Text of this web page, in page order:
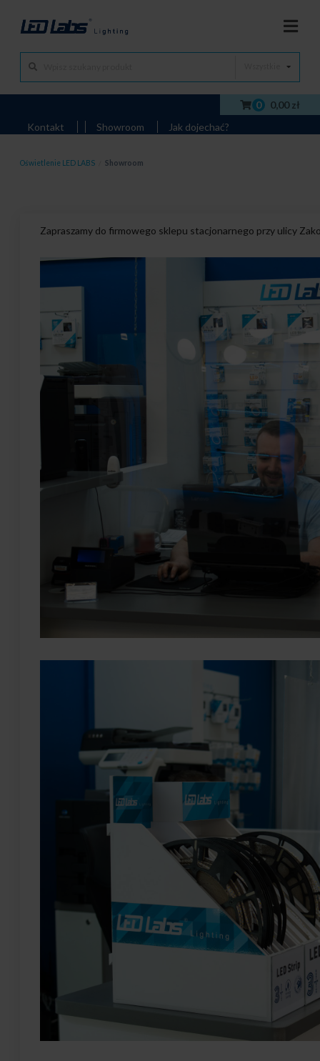
0
0,00 zł
Kontakt
Showroom Jak dojechać?
Oświetlenie LED LABS Showroom
Zapraszamy do firmowego sklepu stacjonarnego przy ulicy